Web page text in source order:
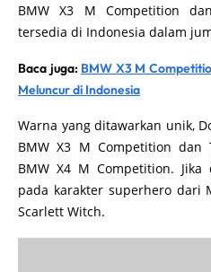
BMW X3 M Competition
tersedia di Indonesia dalam
Baca juga: BMW X3 M
Meluncur di Indonesia
Warna yang ditawarkan unik,
BMW X3 M Competition
BMW X4 M Competition. Jika
pada karakter superhero dari
Scarlett Witch.